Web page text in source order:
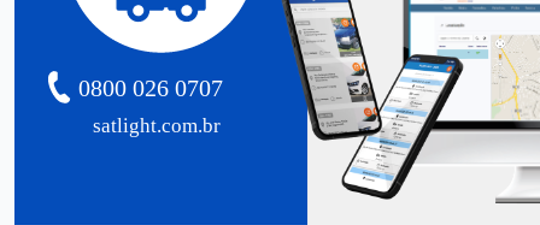
satlight.com.br
0800 026 0707